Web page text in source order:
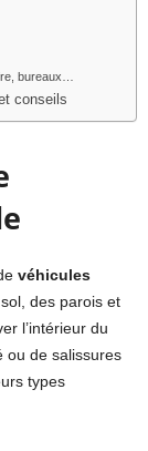
bureaux…
conseils
véhicules
des parois et
l’intérieur du
ou de salissures
types